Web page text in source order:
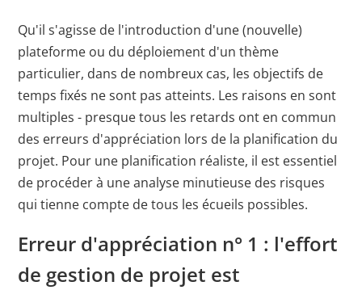
Zustimmungsstatus
des Benutzers für
Cookies auf der
aktuellen Domäne.
CookieConsent Cookiebot
Speichert den
Zustimmungsstatus
des Benutzers für
Cookies auf der
1 Jahr
Zustände des
Qu'il s'agisse de l'introduction d'une (nouvelle)
plateforme ou du déploiement d'un thème
particulier, dans de nombreux cas, les objectifs de
temps fixés ne sont pas atteints. Les raisons en sont
multiples - presque tous les retards ont en commun
des erreurs d'appréciation lors de la planification du
projet. Pour une planification réaliste, il est essentiel
de procéder à une analyse minutieuse des risques
qui tienne compte de tous les écueils possibles.
Erreur d'appréciation n° 1 : l'effort
de gestion de projet est